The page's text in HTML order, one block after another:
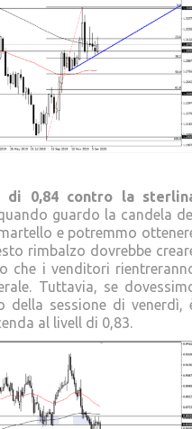
di 0,84 contro la
guardo la candela
e potremmo
rimbalzo dovrebbe
che i venditori
Tuttavia, se
sessione di venerdì,
al livell di 0,83.